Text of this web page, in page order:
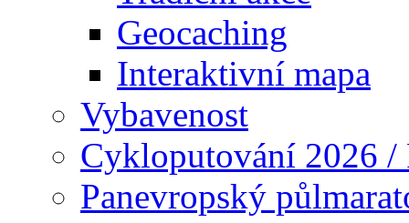
Geocaching
Interaktivní mapa
Vybavenost
Cykloputování 2026 /
Panevropský